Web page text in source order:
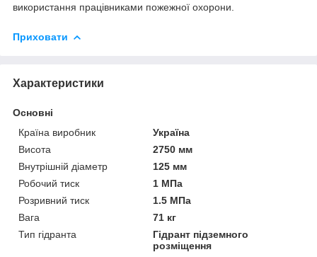
використання працівниками пожежної охорони.
Приховати
Характеристики
Основні
Країна виробник
Україна
Висота
2750 мм
Внутрішній діаметр
125 мм
Робочий тиск
1 МПа
Розривний тиск
1.5 МПа
Вага
71 кг
Тип гідранта
Гідрант підземного
розміщення